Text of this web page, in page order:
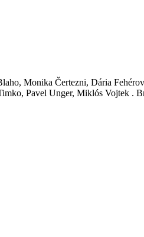
Monika Čertezni, Dária
Pavel Unger, Miklós Vojtek .